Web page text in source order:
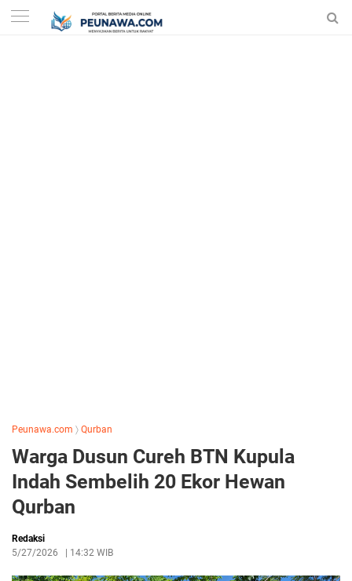
Peunawa.com 〉 Qurban
Warga Dusun Cureh BTN Kupula
Indah Sembelih 20 Ekor Hewan
Qurban
Redaksi
5/27/2026
14:32 WIB